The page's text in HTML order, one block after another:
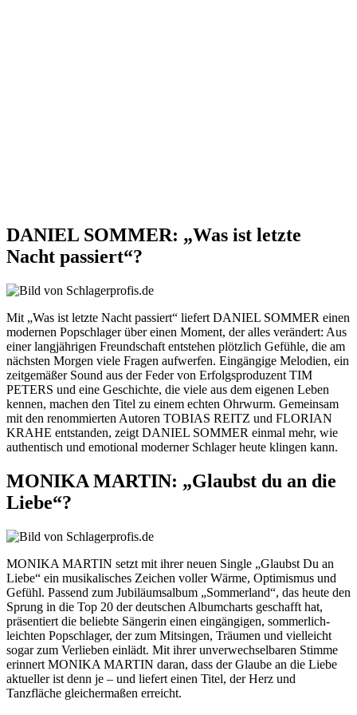
DANIEL SOMMER: „Was ist letzte
Nacht passiert“?
Mit „Was ist letzte Nacht passiert“ liefert DANIEL SOMMER einen
modernen Popschlager über einen Moment, der alles verändert: Aus
einer langjährigen Freundschaft entstehen plötzlich Gefühle, die am
nächsten Morgen viele Fragen aufwerfen. Eingängige Melodien, ein
zeitgemäßer Sound aus der Feder von Erfolgsproduzent TIM
PETERS und eine Geschichte, die viele aus dem eigenen Leben
kennen, machen den Titel zu einem echten Ohrwurm. Gemeinsam
mit den renommierten Autoren TOBIAS REITZ und FLORIAN
KRAHE entstanden, zeigt DANIEL SOMMER einmal mehr, wie
authentisch und emotional moderner Schlager heute klingen kann.
MONIKA MARTIN: „Glaubst du an die
Liebe“?
MONIKA MARTIN setzt mit ihrer neuen Single „Glaubst Du an
Liebe“ ein musikalisches Zeichen voller Wärme, Optimismus und
Gefühl. Passend zum Jubiläumsalbum „Sommerland“, das heute den
Sprung in die Top 20 der deutschen Albumcharts geschafft hat,
präsentiert die beliebte Sängerin einen eingängigen, sommerlich-
leichten Popschlager, der zum Mitsingen, Träumen und vielleicht
sogar zum Verlieben einlädt. Mit ihrer unverwechselbaren Stimme
erinnert MONIKA MARTIN daran, dass der Glaube an die Liebe
aktueller ist denn je – und liefert einen Titel, der Herz und
Tanzfläche gleichermaßen erreicht.